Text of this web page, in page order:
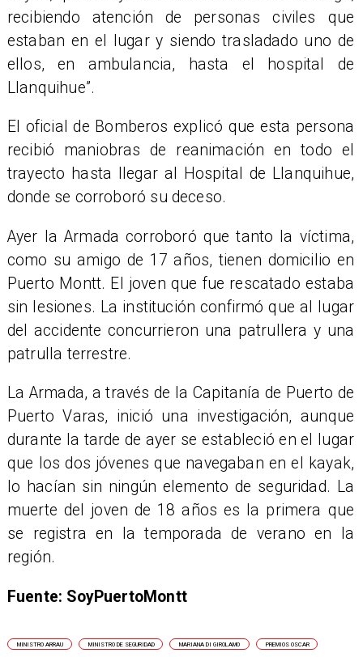
recibiendo atención de personas civiles que
estaban en el lugar y siendo trasladado uno de
ellos, en ambulancia, hasta el hospital de
Llanquihue”.
El oficial de Bomberos explicó que esta persona
recibió maniobras de reanimación en todo el
trayecto hasta llegar al Hospital de Llanquihue,
donde se corroboró su deceso.
Ayer la Armada corroboró que tanto la víctima,
como su amigo de 17 años, tienen domicilio en
Puerto Montt. El joven que fue rescatado estaba
sin lesiones. La institución confirmó que al lugar
del accidente concurrieron una patrullera y una
patrulla terrestre.
La Armada, a través de la Capitanía de Puerto de
Puerto Varas, inició una investigación, aunque
durante la tarde de ayer se estableció en el lugar
que los dos jóvenes que navegaban en el kayak,
lo hacían sin ningún elemento de seguridad. La
muerte del joven de 18 años es la primera que
se registra en la temporada de verano en la
región.
Fuente: SoyPuertoMontt
MINISTRO ARRAU MINISTRO DE SEGURIDAD MARIANA DI GIROLAMO PREMIOS OSCAR